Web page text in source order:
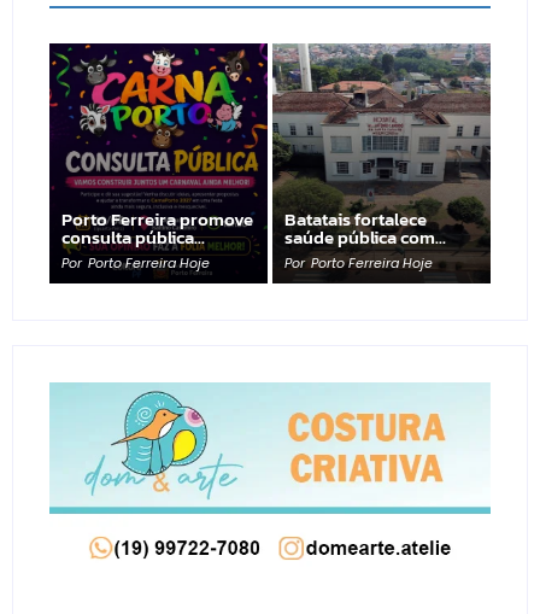
Porto Ferreira promove
consulta pública…
Por Porto Ferreira Hoje
Batatais fortalece
saúde pública com…
Por Porto Ferreira Hoje